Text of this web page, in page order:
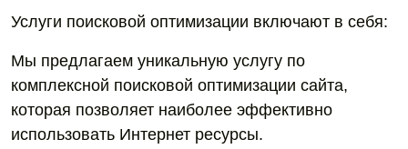
Услуги поисковой оптимизации включают в себя:
Мы предлагаем уникальную услугу по
комплексной поисковой оптимизации сайта,
которая позволяет наиболее эффективно
использовать Интернет ресурсы.